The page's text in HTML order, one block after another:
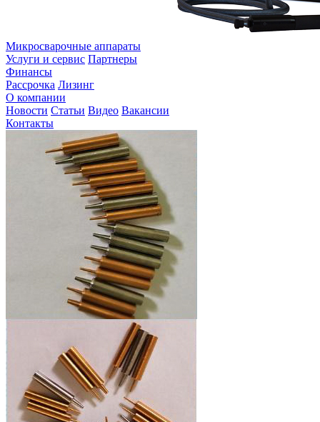
Микросварочные аппараты
Услуги и сервис Партнеры
Финансы
Рассрочка Лизинг
О компании
Новости Статьи Видео Вакансии
Контакты